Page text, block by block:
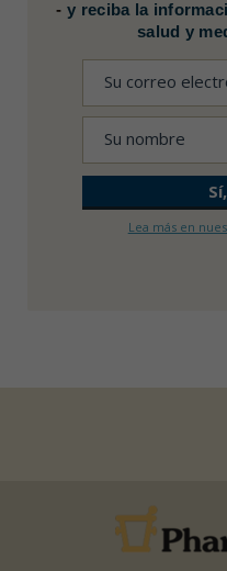
-y reciba la
salud y
Lea más en